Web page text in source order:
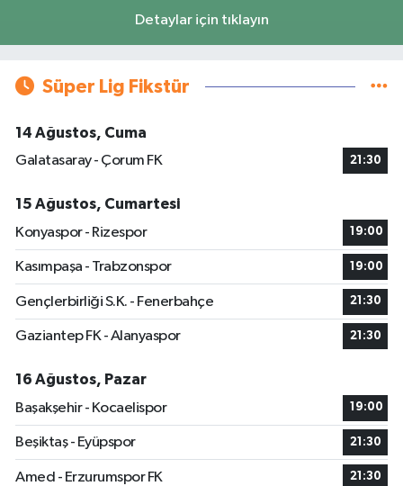
Detaylar için tıklayın
Süper Lig Fikstür
14 Ağustos, Cuma
Galatasaray - Çorum FK
21:30
15 Ağustos, Cumartesi
Konyaspor - Rizespor
19:00
Kasımpaşa - Trabzonspor 19:00
Gençlerbirliği S.K. - Fenerbahçe 21:30
Gaziantep FK - Alanyaspor 21:30
16 Ağustos, Pazar
Başakşehir - Kocaelispor
19:00
Beşiktaş - Eyüpspor 21:30
Amed - Erzurumspor FK 21:30